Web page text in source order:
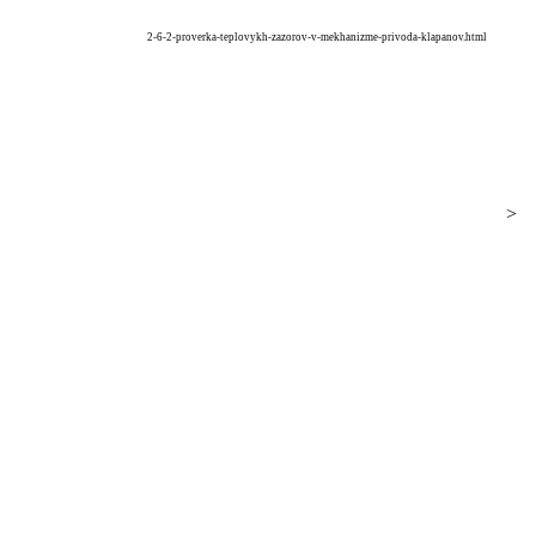
2-6-2-proverka-teplovykh-zazorov-v-mekhanizme-privoda-klapanov.html
>